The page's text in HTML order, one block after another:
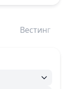
Вестинг